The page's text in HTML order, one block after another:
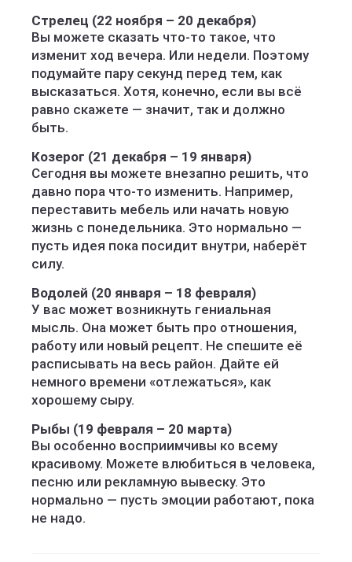
Стрелец (22 ноября – 20 декабря)
Вы можете сказать что-то такое, что
изменит ход вечера. Или недели. Поэтому
подумайте пару секунд перед тем, как
высказаться. Хотя, конечно, если вы всё
равно скажете — значит, так и должно
быть.
Козерог (21 декабря – 19 января)
Сегодня вы можете внезапно решить, что
давно пора что-то изменить. Например,
переставить мебель или начать новую
жизнь с понедельника. Это нормально —
пусть идея пока посидит внутри, наберёт
силу.
Водолей (20 января – 18 февраля)
У вас может возникнуть гениальная
мысль. Она может быть про отношения,
работу или новый рецепт. Не спешите её
расписывать на весь район. Дайте ей
немного времени «отлежаться», как
хорошему сыру.
Рыбы (19 февраля – 20 марта)
Вы особенно восприимчивы ко всему
красивому. Можете влюбиться в человека,
песню или рекламную вывеску. Это
нормально — пусть эмоции работают, пока
не надо.